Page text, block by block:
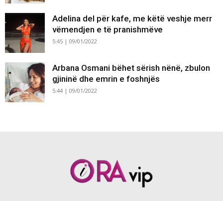
Adelina del për kafe, me këtë veshje merr
vëmendjen e të pranishmëve
5:45 | 09/01/2022
Arbana Osmani bëhet sërish nënë, zbulon
gjininë dhe emrin e foshnjës
5:44 | 09/01/2022